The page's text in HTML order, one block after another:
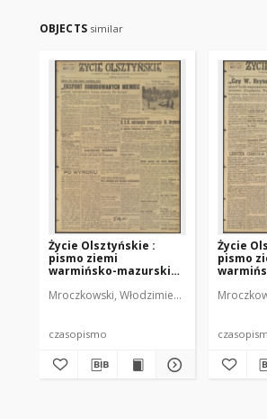
OBJECTS similar
Życie Olsztyńskie :
pismo ziemi
warmińsko-mazurskiej,
Mroczkowski, Włodzimierz (1902-1971).
czasopismo
Życie
pismo